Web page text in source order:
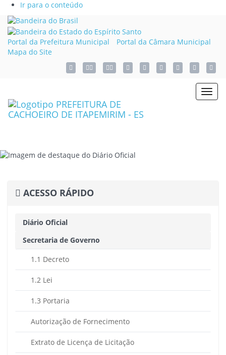
Ir para o conteúdo
externo
para
Brasil
Link
externo
Portal
do
do
Portal da Prefeitura Municipal
Portal da Câmara Municipal
Mapa do Site
Acessar o mapa do siteAção para aumentar tamanho da fonte do site
Ação para diminuir tamanho da fonte do
Ação para aplicar auto contraste
Acessar página sobre
Acessar página sobre
Acessar página
Acessar
ACESSO RÁPIDO
Diário Oficial
Secretaria de Governo
1.1 Decreto
1.2 Lei
1.3 Portaria
Autorização de Fornecimento
Extrato de Licença de Licitação